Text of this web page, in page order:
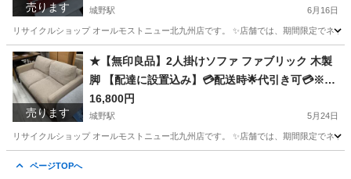
売ります 城野駅 6月16日
リサイクルショップ オールモストニュー北九州店です。 ✨️店舗では、期間限定でネ
福岡 北九州市 城野駅 寝具 商品
売ります
★【無印良品】2人掛けソファ ファブリック 木製
脚 【配達に設置込み】💳配送時🌟代引き可💳※現
金、クレジット、スマホ決済対応※
16,800円
城野駅 5月24日
リサイクルショップ オールモストニュー北九州店です。 ✨️店舗では、期間限定でネ
ページTOPへ